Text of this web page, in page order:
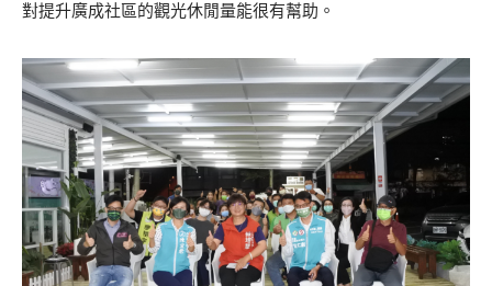
對提升廣成社區的觀光休閒量能很有幫助。